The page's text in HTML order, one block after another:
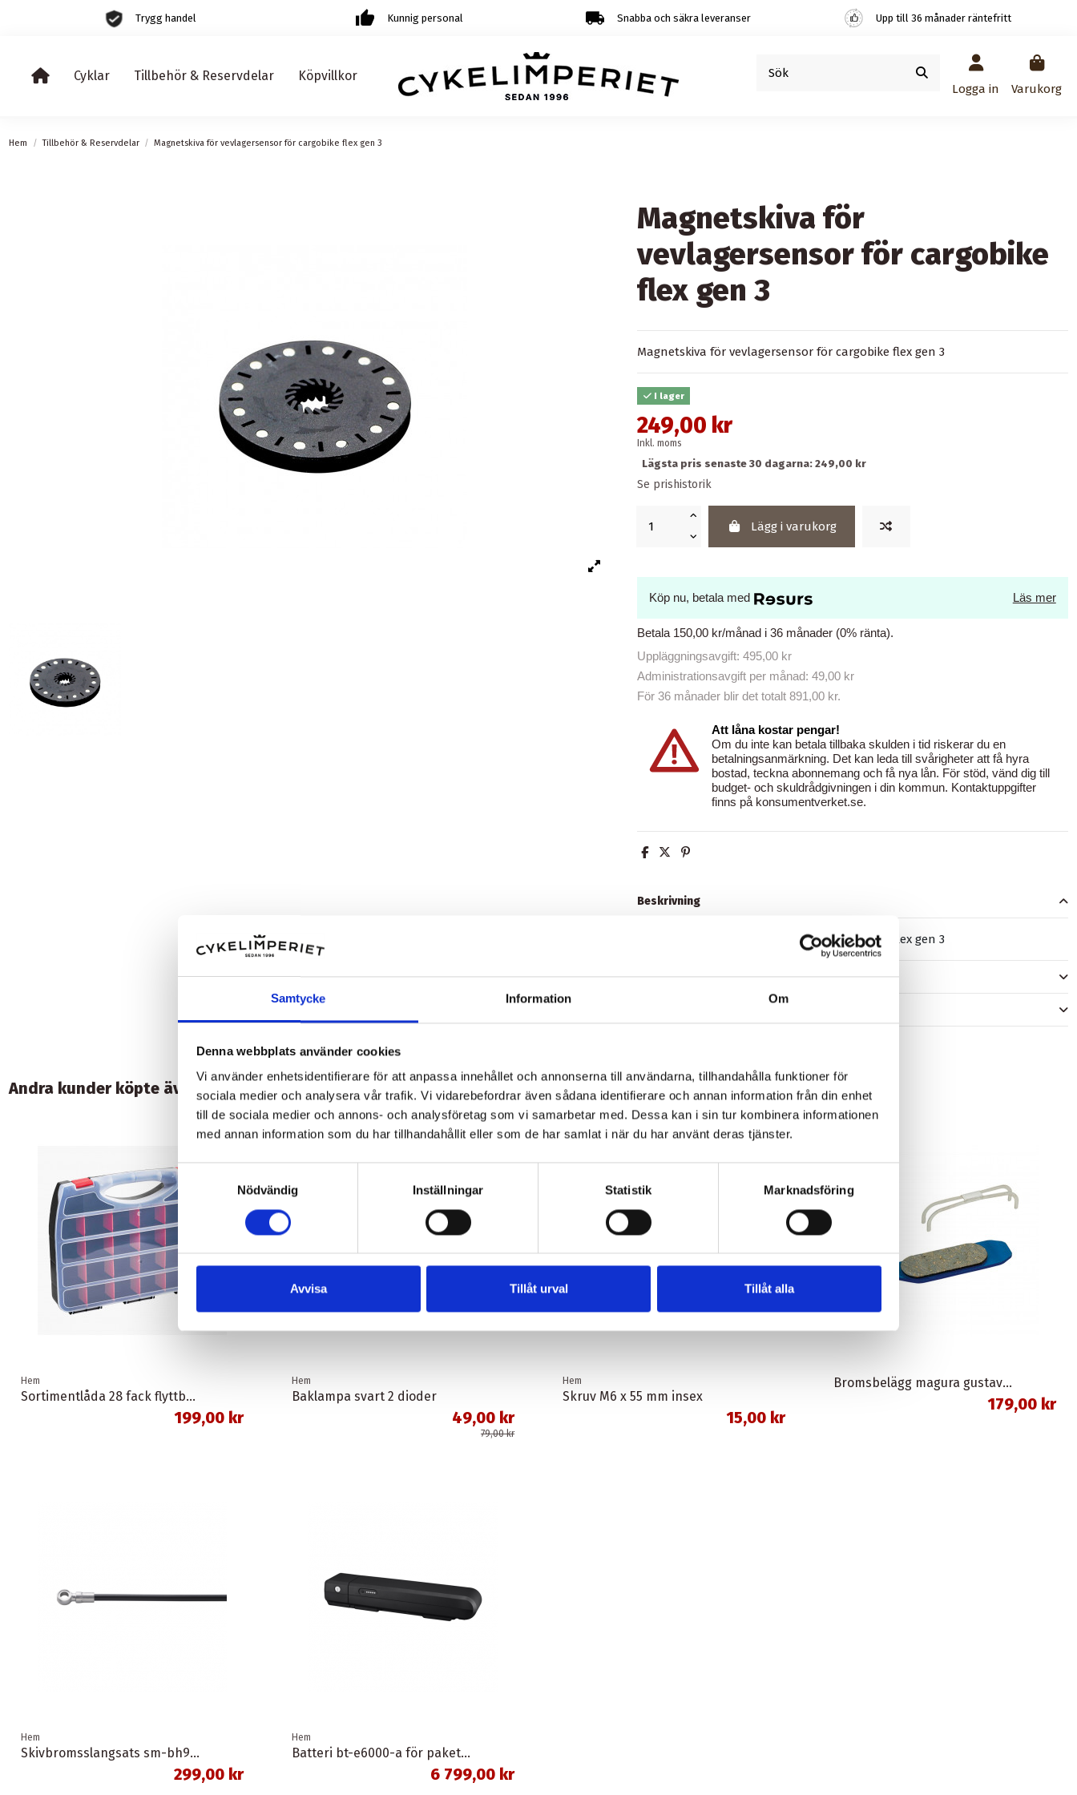
Samtycke Information Om
Denna webbplats använder cookies
Vi använder enhetsidentifierare för att anpassa innehållet och annonserna till användarna, tillhandahålla funktioner för
sociala medier och analysera vår trafik. Vi vidarebefordrar även sådana identifierare och annan information från din enhet
till de sociala medier och annons- och analysföretag som vi samarbetar med. Dessa kan i sin tur kombinera informationen
med annan information som du har tillhandahållit eller som de har samlat i när du har använt deras tjänster.
Samtyckesval
Nödvändig
Inställningar Statistik Marknadsföring
Avvisa Tillåt urval Tillåt alla
Trygg handel Kunnig personal Snabba och säkra leveranser Upp till 36 månader räntefritt
Cyklar Tillbehör & Reservdelar Köpvillkor
Logga in Varukorg
Hem Tillbehör & Reservdelar Magnetskiva för vevlagersensor för cargobike flex gen 3
Magnetskiva för
vevlagersensor för cargobike
flex gen 3
Magnetskiva för vevlagersensor för cargobike flex gen 3
I lager
249,00 kr
Inkl. moms
Lägsta pris senaste 30 dagarna: 249,00 kr
Se prishistorik
Lägg i varukorg
Köp nu, betala med Läs mer
Betala 150,00 kr/månad i 36 månader (0% ränta).
Uppläggningsavgift: 495,00 kr
Administrationsavgift per månad: 49,00 kr
För 36 månader blir det totalt 891,00 kr.
Att låna kostar pengar!
Om du inte kan betala tillbaka skulden i tid riskerar du en
betalningsanmärkning. Det kan leda till svårigheter att få hyra
bostad, teckna abonnemang och få nya lån. För stöd, vänd dig till
budget- och skuldrådgivningen i din kommun. Kontaktuppgifter
finns på konsumentverket.se.
Beskrivning
Magnetskiva för vevlagersensor för cargobike flex gen 3
Produktdetaljer
Andra kunder köpte även:
Hem
Sortimentlåda 28 fack flyttbara mellanväggar
199,00 kr
-30,00 kr
Hem
Baklampa svart 2 dioder
49,00 kr
79,00 kr
Hem
Skruv M6 x 55 mm insex
15,00 kr
Bromsbelägg magura gustav m organisk union
179,00 kr
Hem
Skivbromsslangsats sm-bh90-sbs 1,0 meter banjo svart shimano
299,00 kr
Hem
Batteri bt-e6000-a för pakethållare svart 11,6 ah 418 wh shimano
6 799,00 kr